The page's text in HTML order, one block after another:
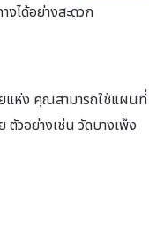
ได้อย่างสะดวก
แห่ง คุณสามารถใช้แผนที่
ตัวอย่างเช่น วัดบางเพ็ง